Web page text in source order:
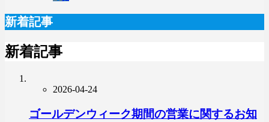
新着記事
新着記事
2026-04-24
ゴールデンウィーク期間の営業に関するお知